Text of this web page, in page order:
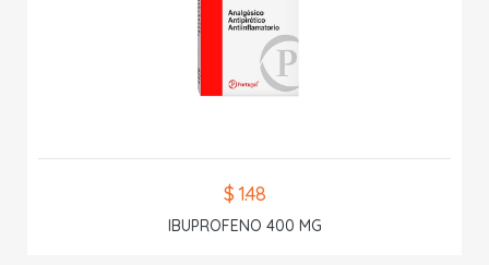
$ 1.48
IBUPROFENO 400 MG